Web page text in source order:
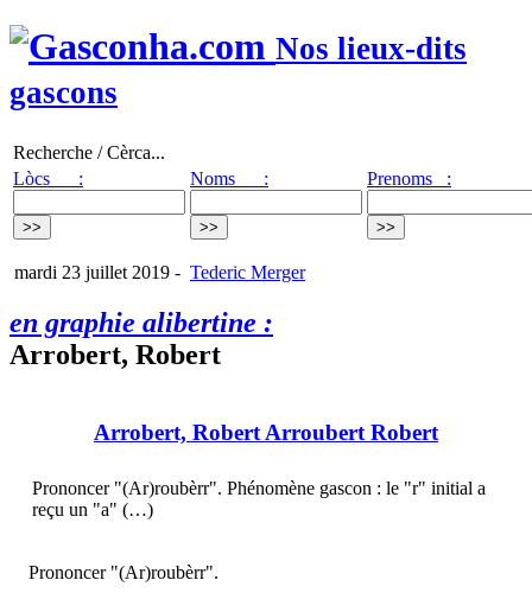
Nos lieux-dits
gascons
Recherche / Cèrca...
Lòcs :
Noms : Prenoms :
mardi 23 juillet 2019 - Tederic Merger
en graphie alibertine :
Arrobert, Robert
Arrobert, Robert Arroubert Robert
Prononcer "(Ar)roubèrr". Phénomène gascon : le "r" initial a
reçu un "a" (…)
Prononcer "(Ar)roubèrr".